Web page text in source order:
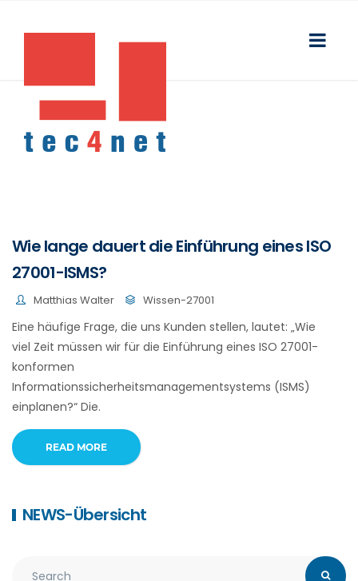
Wie lange dauert die Einführung eines ISO
27001-ISMS?
Matthias Walter Wissen-27001
Eine häufige Frage, die uns Kunden stellen, lautet: „Wie
viel Zeit müssen wir für die Einführung eines ISO 27001-
konformen
Informationssicherheitsmanagementsystems (ISMS)
einplanen?“ Die.
READ MORE
NEWS-Übersicht